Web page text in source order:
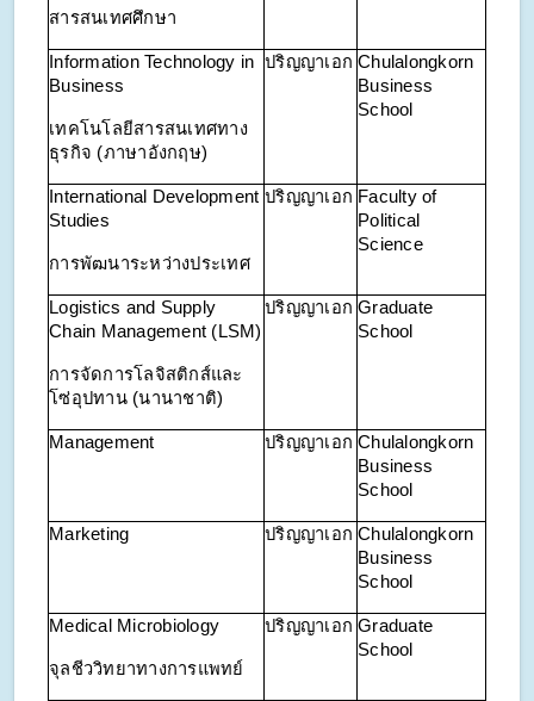
สารสนเทศศึกษา
Information Technology in
Business
เทคโนโลยีสารสนเทศทาง
ธุรกิจ (ภาษาอังกฤษ)
ปริญญาเอก Chulalongkorn
Business
School
International Development
Studies
การพัฒนาระหว่างประเทศ
ปริญญาเอก Faculty of
Political
Science
Logistics and Supply
Chain Management (LSM)
การจัดการโลจิสติกส์และ
โซ่อุปทาน (นานาชาติ)
ปริญญาเอก Graduate
School
Management ปริญญาเอก Chulalongkorn
Business
School
Marketing ปริญญาเอก Chulalongkorn
Business
School
Medical Microbiology
จุลชีววิทยาทางการแพทย์
ปริญญาเอก Graduate
School